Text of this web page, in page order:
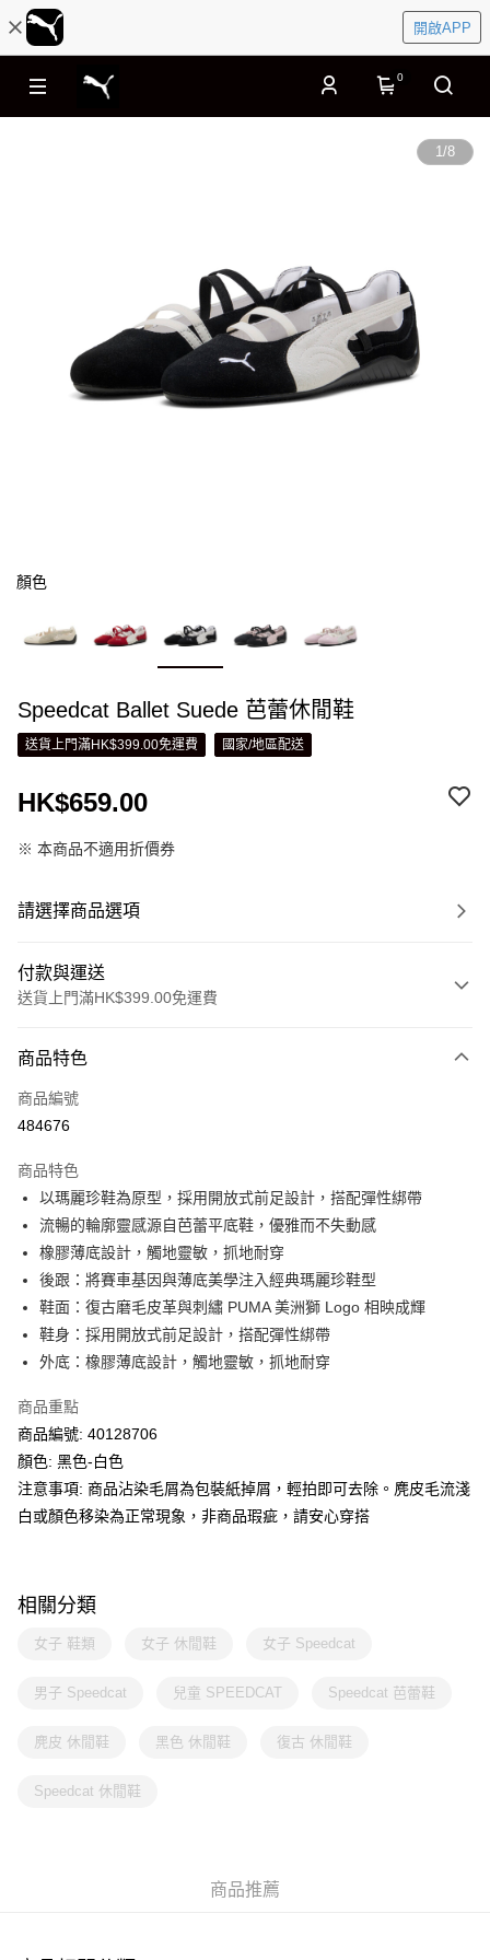
開啟APP
0
1/8
顏色
Speedcat Ballet Suede 芭蕾休閒鞋
送貨上門滿HK$399.00免運費 國家/地區配送
HK$659.00
※ 本商品不適用折價券
請選擇商品選項
付款與運送
送貨上門滿HK$399.00免運費
信用卡
線上付款
Alipay, PayMe, WeChat Pay, UnionPay, FPS
送貨方式
單筆訂單淨值滿$399可享免運費優惠
每筆HK$30.00，滿HK$399.00或以上免運費
滿$599可享澳門免運費優惠
商品特色
商品編號
484676
商品特色
以瑪麗珍鞋為原型，採用開放式前足設計，搭配彈性綁帶
流暢的輪廓靈感源自芭蕾平底鞋，優雅而不失動感
橡膠薄底設計，觸地靈敏，抓地耐穿
後跟：將賽車基因與薄底美學注入經典瑪麗珍鞋型
鞋面：復古磨毛皮革與刺繡 PUMA 美洲獅 Logo 相映成輝
鞋身：採用開放式前足設計，搭配彈性綁帶
外底：橡膠薄底設計，觸地靈敏，抓地耐穿
商品重點
商品編號: 40128706
顏色: 黑色-白色
注意事項: 商品沾染毛屑為包裝紙掉屑，輕拍即可去除。麂皮毛流淺
白或顏色移染為正常現象，非商品瑕疵，請安心穿搭
相關分類
女子 鞋類 女子 休閒鞋 女子 Speedcat
男子 Speedcat 兒童 SPEEDCAT Speedcat 芭蕾鞋
麂皮 休閒鞋 黑色 休閒鞋 復古 休閒鞋
Speedcat 休閒鞋
商品推薦